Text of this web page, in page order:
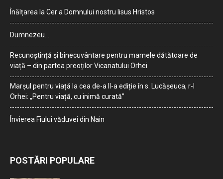
Înălțarea la Cer a Domnului nostru Iisus Hristos
Dumnezeu…
Recunoștință și binecuvântare pentru mamele dătătoare de
viață – din partea preoților Vicariatului Orhei
Marșul pentru viață la cea de-a II-a ediție în s. Lucășeuca, r-l
Orhei: „Pentru viață, cu inimă curată”
Învierea Fiului văduvei din Nain
POSTĂRI POPULARE